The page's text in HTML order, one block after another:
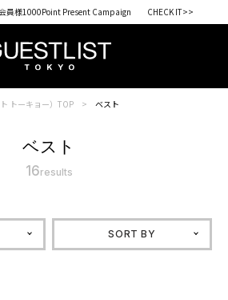
会員様1000Point Present Campaign CHECK IT>>
トーキョー）TOP ベスト
ベスト
16results
SORT BY